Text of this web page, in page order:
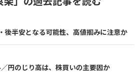
後半安となる可能性、高値掴みに注意か
／円のじり高は、株買いの主要因か